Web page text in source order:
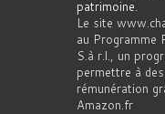
patrimoine.
Le site
au Programme
S.à r.l., un
permettre à
rémunération
Amazon.fr